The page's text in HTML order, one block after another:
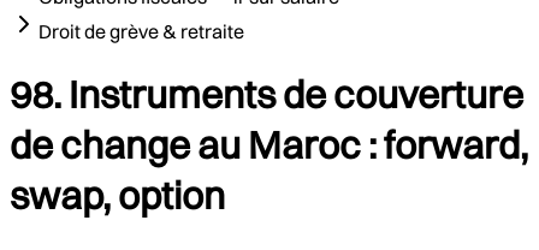
Droit de grève & retraite
98. Instruments de couverture
de change au Maroc : forward,
swap, option